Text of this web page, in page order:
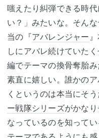
嗤えたり糾弾できる時
い？」みたいな。そん
当の『アバレンジャー
しにアバレ続けていた
編でテーマの換骨奪胎
素直に嬉しい。誰かの
くというのは本当にそ
ー戦隊シリーズがかな
なっているのを知って